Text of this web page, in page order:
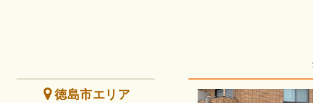
徳島市エリア